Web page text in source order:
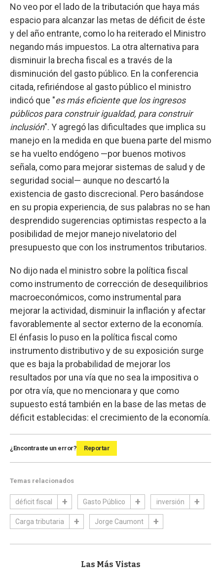
No veo por el lado de la tributación que haya más
espacio para alcanzar las metas de déficit de éste
y del año entrante, como lo ha reiterado el Ministro
negando más impuestos. La otra alternativa para
disminuir la brecha fiscal es a través de la
disminución del gasto público. En la conferencia
citada, refiriéndose al gasto público el ministro
indicó que "es más eficiente que los ingresos
públicos para construir igualdad, para construir
inclusión". Y agregó las dificultades que implica su
manejo en la medida en que buena parte del mismo
se ha vuelto endógeno —por buenos motivos
señala, como para mejorar sistemas de salud y de
seguridad social— aunque no descartó la
existencia de gasto discrecional. Pero basándose
en su propia experiencia, de sus palabras no se han
desprendido sugerencias optimistas respecto a la
posibilidad de mejor manejo nivelatorio del
presupuesto que con los instrumentos tributarios.
No dijo nada el ministro sobre la política fiscal
como instrumento de corrección de desequilibrios
macroeconómicos, como instrumental para
mejorar la actividad, disminuir la inflación y afectar
favorablemente al sector externo de la economía.
El énfasis lo puso en la política fiscal como
instrumento distributivo y de su exposición surge
que es baja la probabilidad de mejorar los
resultados por una vía que no sea la impositiva o
por otra vía, que no mencionara y que como
supuesto está también en la base de las metas de
déficit establecidas: el crecimiento de la economía.
¿Encontraste un error? Reportar
Temas relacionados
déficit fiscal Gasto Público inversión
Carga tributaria Jorge Caumont
Las Más Vistas